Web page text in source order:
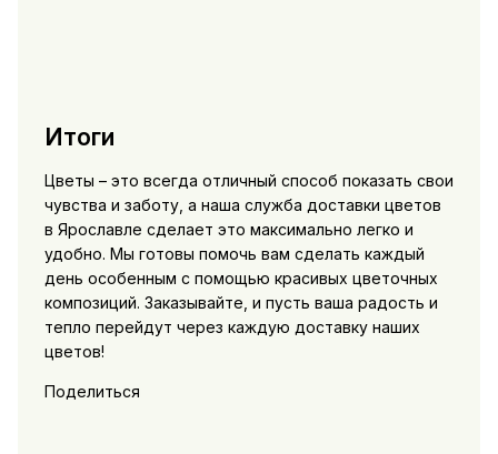
Итоги
Цветы – это всегда отличный способ показать свои
чувства и заботу, а наша служба доставки цветов
в Ярославле сделает это максимально легко и
удобно. Мы готовы помочь вам сделать каждый
день особенным с помощью красивых цветочных
композиций. Заказывайте, и пусть ваша радость и
тепло перейдут через каждую доставку наших
цветов!
Поделиться